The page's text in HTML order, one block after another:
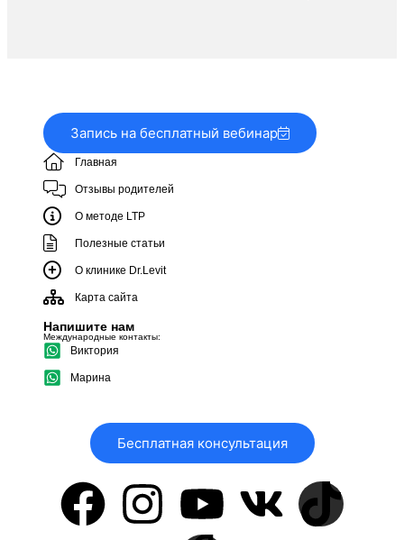
Запись на бесплатный вебинар
Главная
Отзывы родителей
О методе LTP
Полезные статьи
О клинике Dr.Levit
Карта сайта
Напишите нам
Международные контакты:
Виктория
Марина
Бесплатная консультация